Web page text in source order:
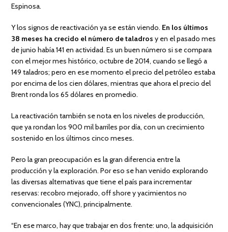
Espinosa.
Y los signos de reactivación ya se están viendo. En los últimos
38 meses ha crecido el número de taladrosy en el pasado mes
de junio había 141 en actividad. Es un buen número si se compara
con el mejor mes histórico, octubre de 2014, cuando se llegó a
149 taladros; pero en ese momento el precio del petróleo estaba
por encima de los cien dólares, mientras que ahora el precio del
Brent ronda los 65 dólares en promedio.
La reactivación también se nota en los niveles de producción,
que ya rondan los 900 mil barriles por día, con un crecimiento
sostenido en los últimos cinco meses.
Pero la gran preocupación es la gran diferencia entre la
producción y la exploración. Por eso se han venido explorando
las diversas alternativas que tiene el país para incrementar
reservas: recobro mejorado, off shore y yacimientos no
convencionales (YNC), principalmente.
“En ese marco, hay que trabajar en dos frente: uno, la adquisición